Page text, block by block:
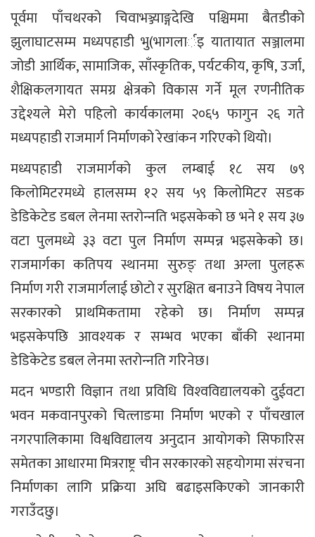
पूर्वमा पाँचथरको चिवाभञ्ज्याङ्गदेखि पश्चिममा बैतडीको
झुलाघाटसम्म मध्यपहाडी भु(भागलार्इ यातायात सञ्जालमा
जोडी आर्थिक, सामाजिक, साँस्कृतिक, पर्यटकीय, कृषि, उर्जा,
शैक्षिकलगायत समग्र क्षेत्रको विकास गर्ने मूल रणनीतिक
उद्देश्यले मेरो पहिलो कार्यकालमा २०६५ फागुन २६ गते
मध्यपहाडी राजमार्ग निर्माणको रेखांकन गरिएको थियो।
मध्यपहाडी राजमार्गको कुल लम्बाई १८ सय ७९
किलोमिटरमध्ये हालसम्म १२ सय ५९ किलोमिटर सडक
डेडिकेटेड डबल लेनमा स्तरोन्‍नति भइसकेको छ भने १ सय ३७
वटा पुलमध्ये ३३ वटा पुल निर्माण सम्पन्न भइसकेको छ।
राजमार्गका कतिपय स्थानमा सुरुङ् तथा अग्ला पुलहरू
निर्माण गरी राजमार्गलाई छोटो र सुरक्षित बनाउने विषय नेपाल
सरकारको प्राथमिकतामा रहेको छ। निर्माण सम्पन्न
भइसकेपछि आवश्यक र सम्भव भएका बाँकी स्थानमा
डेडिकेटेड डबल लेनमा स्तरोन्‍नति गरिनेछ।
मदन भण्डारी विज्ञान तथा प्रविधि विश्‍वविद्यालयको दुईवटा
भवन मकवानपुरको चित्लाङमा निर्माण भएको र पाँचखाल
नगरपालिकामा विश्वविद्यालय अनुदान आयोगको सिफारिस
समेतका आधारमा मित्रराष्ट्र चीन सरकारको सहयोगमा संरचना
निर्माणका लागि प्रक्रिया अघि बढाइसकिएको जानकारी
गराउँदछु।